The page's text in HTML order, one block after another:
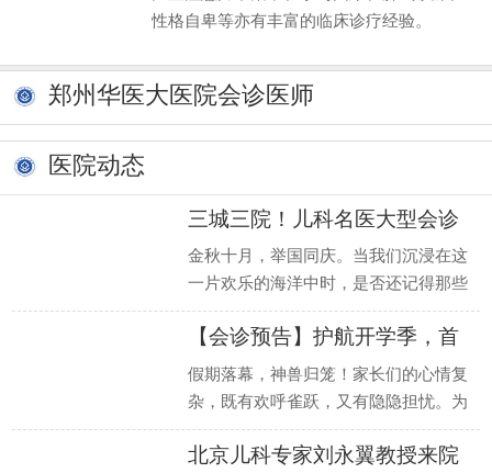
性格自卑等亦有丰富的临床诊疗经验。
郑州华医大医院会诊医师
医院动态
三城三院！儿科名医大型会诊
预告
金秋十月，举国同庆。当我们沉浸在这
一片欢乐的海洋中时，是否还记得那些
最需要关爱的小生命？河南郑州华医大
医院邀您
【会诊预告】护航开学季，首
都医
假期落幕，神兽归笼！家长们的心情复
杂，既有欢呼雀跃，又有隐隐担忧。为
何？因为一些看似不起眼的生长发育和
行为发育
北京儿科专家刘永翼教授来院